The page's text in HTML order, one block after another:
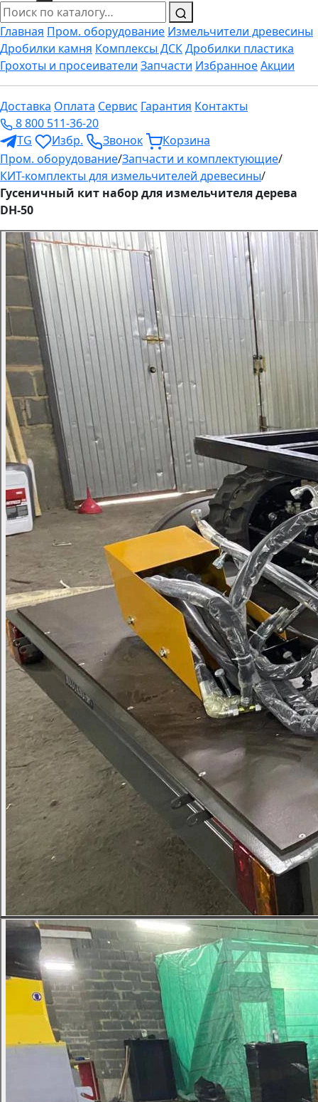
Главная Пром. оборудование Измельчители древесины
Дробилки камня Комплексы ДСКДробилки пластика
Грохоты и просеиватели Запчасти ИзбранноеАкции
Доставка Оплата Сервис Гарантия Контакты
8 800 511-36-20
TG
Избр. Звонок
Корзина
Пром. оборудование/Запчасти и комплектующие/
КИТ-комплекты для измельчителей древесины/
Гусеничный кит набор для измельчителя дерева
DH-50